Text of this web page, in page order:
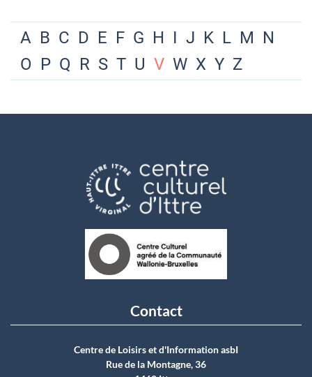
A B C D E F G H I J K L M N
O P Q R S T U V W X Y Z
Contact
Centre de Loisirs et d'Information asbI
Rue de la Montagne, 36